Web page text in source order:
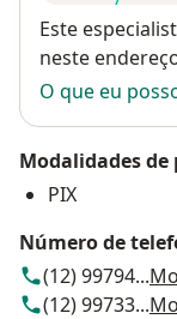
Este
neste
O que eu
Modalidades
PIX
Número de
(12) 99794...
(12) 99733...